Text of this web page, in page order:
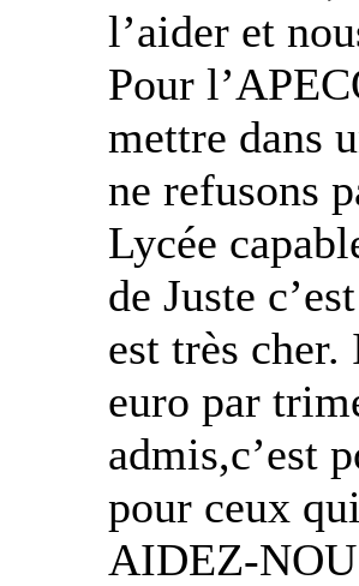
l’aider et
Pour
mettre dans
ne refusons
Lycée
de Juste
est très
euro par
admis,c’est
pour ceux
AIDEZ-